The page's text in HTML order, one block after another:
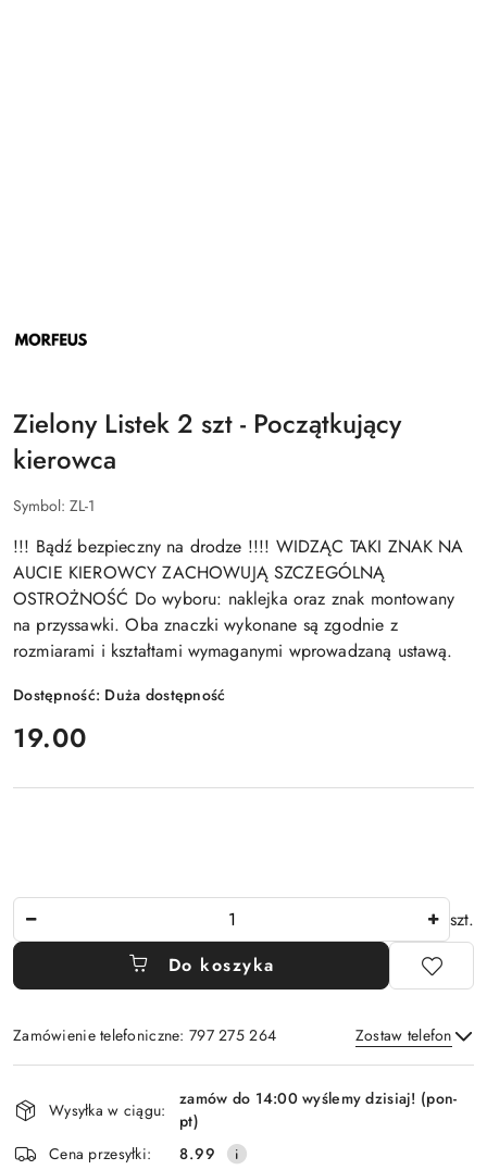
MORFEUS
Zielony Listek 2 szt - Początkujący
kierowca
Symbol: ZL-1
!!! Bądź bezpieczny na drodze !!!! WIDZĄC TAKI ZNAK NA
AUCIE KIEROWCY ZACHOWUJĄ SZCZEGÓLNĄ
OSTROŻNOŚĆ Do wyboru: naklejka oraz znak montowany
na przyssawki. Oba znaczki wykonane są zgodnie z
rozmiarami i kształtami wymaganymi wprowadzaną ustawą.
Dostępność: Duża dostępność
cena:
19.00
szt.
Do koszyka
Zamówienie telefoniczne: 797 275 264 Zostaw telefon
i
dostawa
Wysyłka w ciągu:
zamów do 14:00 wyślemy dzisiaj! (pon-
pt)
Cena przesyłki:
8.99